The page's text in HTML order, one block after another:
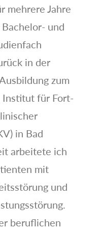
mehrere Jahre
und
in der
zum
Institut für Fort-
in Bad
arbeitete ich
mit
und
beruflichen